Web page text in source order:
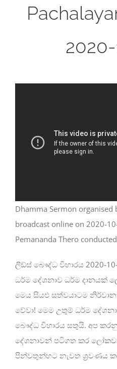
Dhamma Sermon organised
broadcast online on 2020-
Pemananda Thero
ලීඩ්ස් බෞද්ධ විහාරය 2020-
ධර්ම දේශනාව ධර්ම දානයක්
මෙය සියළු සත්වයාටම
වේවා! මෙම උතුම් ධර්ම
බෞද්ධ විහාරය සතුයි. අප
දේශනාවන් පටිගත කර
පින්වතුන්හට නැවත ශ්‍රවණය